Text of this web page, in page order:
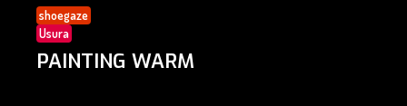
shoegaze
Usura
PAINTING WARM